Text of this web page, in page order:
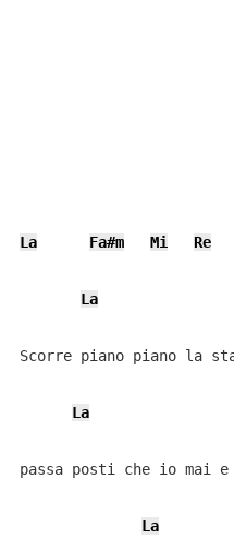
La Fa#m Mi Re
La
Scorre piano piano la
La
passa posti che io mai e
La